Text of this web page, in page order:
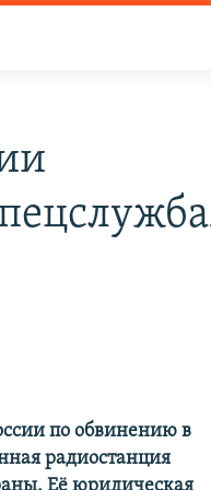
по обвинению в
радиостанция